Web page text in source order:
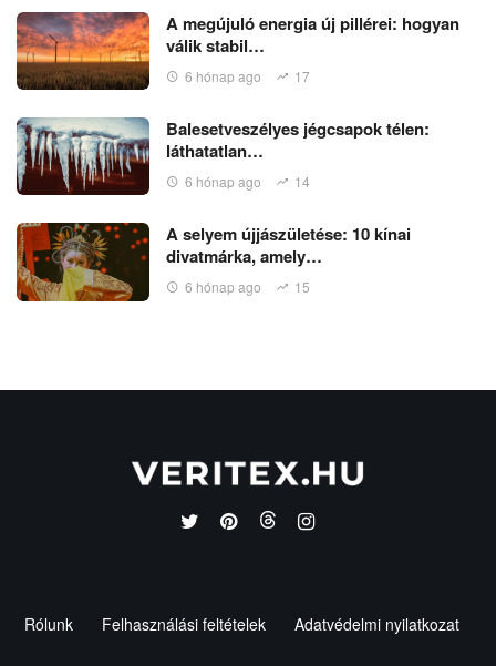
A megújuló energia új pillérei: hogyan
válik stabil…
6 hónap ago 17
Balesetveszélyes jégcsapok télen:
láthatatlan…
6 hónap ago 14
A selyem újjászületése: 10 kínai
divatmárka, amely…
6 hónap ago 15
Rólunk Felhasználási feltételek Adatvédelmi nyilatkozat